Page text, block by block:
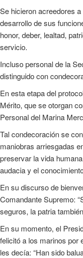
Se hicieron acreedores
desarrollo de sus
honor, deber, lealtad,
servicio.
Incluso personal de la
distinguido con
En esta etapa del
Mérito, que se otorgan
Personal del Marina
Tal condecoración se
maniobras arriesgadas
preservar la vida
audacia y el
En su discurso de
Comandante Supremo:
seguros, la patria
En su momento, el
felicitó a los marinos por
les decía: “Han sido